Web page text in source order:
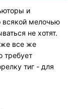
и
всякой мелочью
не хотят.
все же
требует
тиг - для